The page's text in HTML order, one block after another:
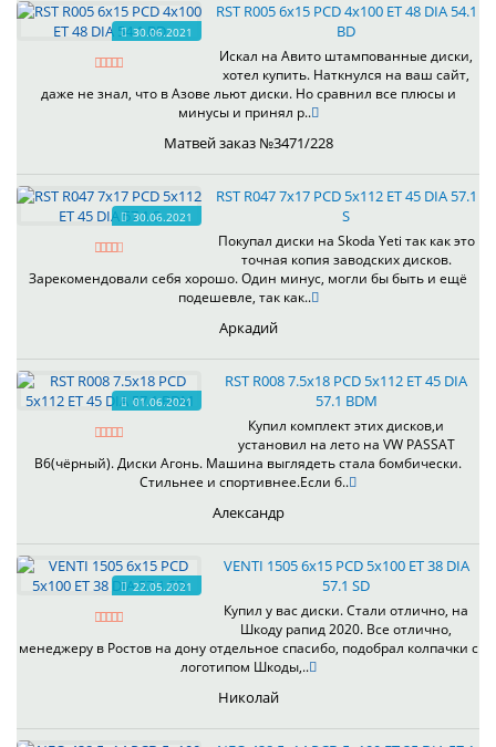
30.06.2021
RST R005 6x15 PCD 4x100 ET 48 DIA 54.1
BD
Искал на Авито штампованные диски,
хотел купить. Наткнулся на ваш сайт,
даже не знал, что в Азове льют диски. Но сравнил все плюсы и
минусы и принял р..
Матвей заказ №3471/228
30.06.2021
RST R047 7x17 PCD 5x112 ET 45 DIA 57.1
S
Покупал диски на Skoda Yeti так как это
точная копия заводских дисков.
Зарекомендовали себя хорошо. Один минус, могли бы быть и ещё
подешевле, так как..
Аркадий
01.06.2021
RST R008 7.5x18 PCD 5x112 ET 45 DIA
57.1 BDM
Купил комплект этих дисков,и
установил на лето на VW PASSAT
B6(чёрный). Диски Агонь. Машина выглядеть стала бомбически.
Стильнее и спортивнее.Если б..
Александр
22.05.2021
VENTI 1505 6x15 PCD 5x100 ET 38 DIA
57.1 SD
Купил у вас диски. Стали отлично, на
Шкоду рапид 2020. Все отлично,
менеджеру в Ростов на дону отдельное спасибо, подобрал колпачки с
логотипом Шкоды,..
Николай